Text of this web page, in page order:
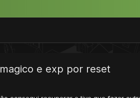
e exp por reset